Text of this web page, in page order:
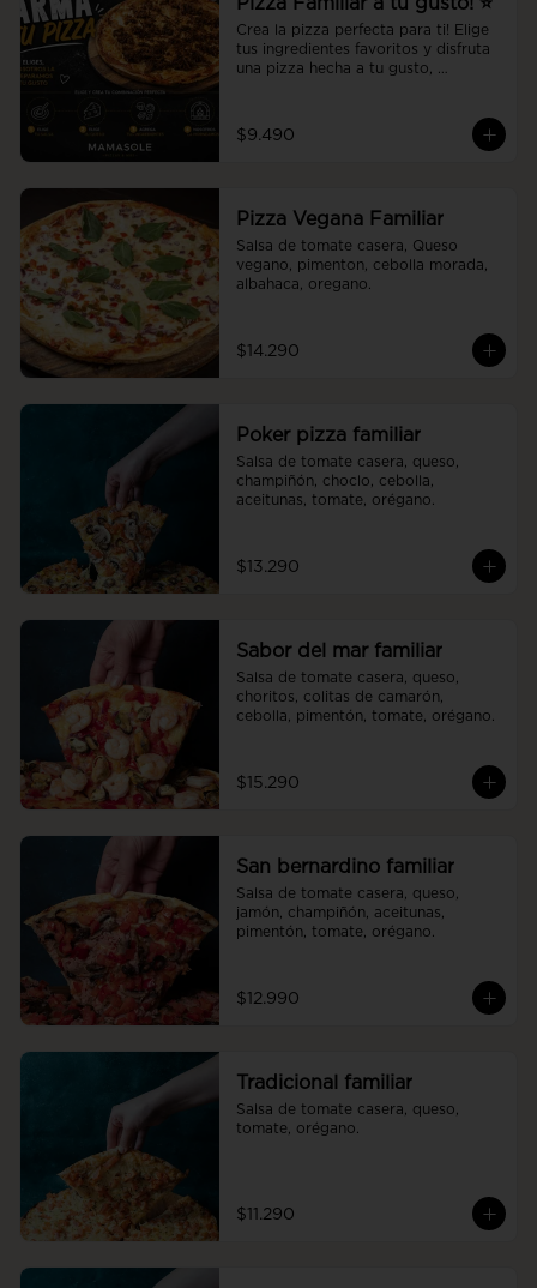
Crea la pizza perfecta para ti! Elige
tus ingredientes favoritos y disfruta
una pizza hecha a tu gusto,
$9.490
Pizza Vegana Familiar
Salsa de tomate casera, Queso
vegano, pimenton, cebolla morada,
albahaca, oregano.
$14.290
Poker pizza familiar
Salsa de tomate casera, queso,
champiñón, choclo, cebolla,
aceitunas, tomate, orégano.
$13.290
Sabor del mar familiar
Salsa de tomate casera, queso,
choritos, colitas de camarón,
cebolla, pimentón, tomate, orégano.
$15.290
San bernardino familiar
Salsa de tomate casera, queso,
jamón, champiñón, aceitunas,
pimentón, tomate, orégano.
$12.990
Tradicional familiar
Salsa de tomate casera, queso,
tomate, orégano.
$11.290